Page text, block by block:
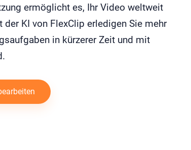
ermöglicht es, Ihr Video weltweit
der KI von FlexClip erledigen Sie mehr
in kürzerer Zeit und mit